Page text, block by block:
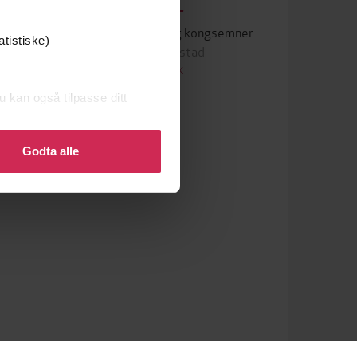
kan også tilpasse ditt
eller endre ditt samtykke.
Godta alle
49,-
Konger, jarler og kongsemner
Knut Arstad
EBOK